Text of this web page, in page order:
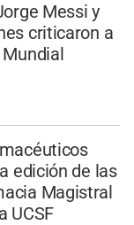
Messi y
criticaron a
edición de las
Magistral
UCSF